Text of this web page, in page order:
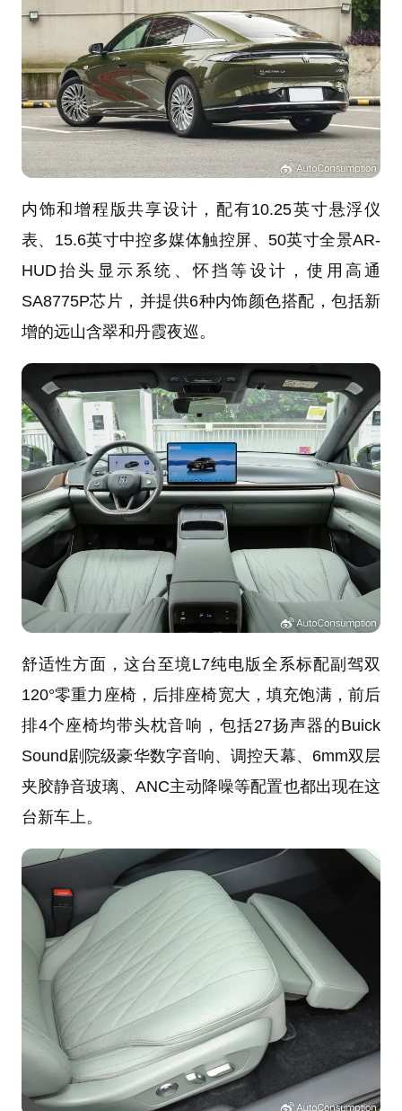
内饰和增程版共享设计，配有10.25英寸悬浮仪
表、15.6英寸中控多媒体触控屏、50英寸全景AR-
HUD抬头显示系统、怀挡等设计，使用高通
SA8775P芯片，并提供6种内饰颜色搭配，包括新
增的远山含翠和丹霞夜巡。
舒适性方面，这台至境L7纯电版全系标配副驾双
120°零重力座椅，后排座椅宽大，填充饱满，前后
排4个座椅均带头枕音响，包括27扬声器的Buick
Sound剧院级豪华数字音响、调控天幕、6mm双层
夹胶静音玻璃、ANC主动降噪等配置也都出现在这
台新车上。